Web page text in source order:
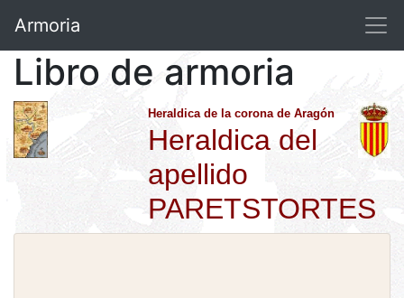
Armoria
Libro de armoria
Heraldica de la corona de Aragón
Heraldica del
apellido
PARETSTORTES